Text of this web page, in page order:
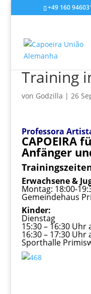
+49 160
Training
von Godzilla | 26
Professora
CAPOEIRA
Anfänger
Erwachsene &
Montag: 18:00-
Gemeindehaus
Kinder:
Dienstag
15:30 – 16:30 Uhr
16:30 – 17:30 Uhr
Sporthalle